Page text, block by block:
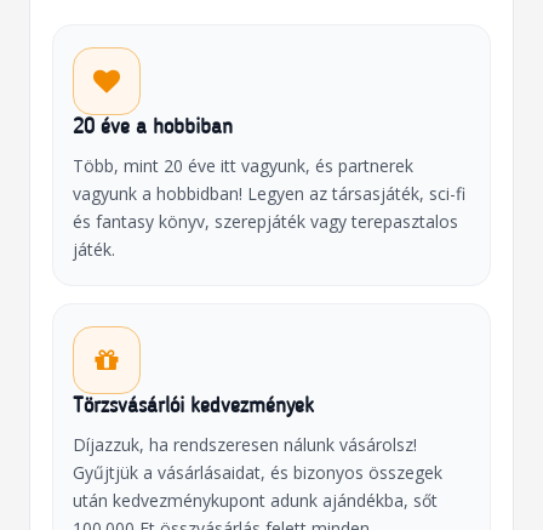
20 éve a hobbiban
Több, mint 20 éve itt vagyunk, és partnerek
vagyunk a hobbidban! Legyen az társasjáték, sci-fi
és fantasy könyv, szerepjáték vagy terepasztalos
játék.
Törzsvásárlói kedvezmények
Díjazzuk, ha rendszeresen nálunk vásárolsz!
Gyűjtjük a vásárlásaidat, és bizonyos összegek
után kedvezménykupont adunk ajándékba, sőt